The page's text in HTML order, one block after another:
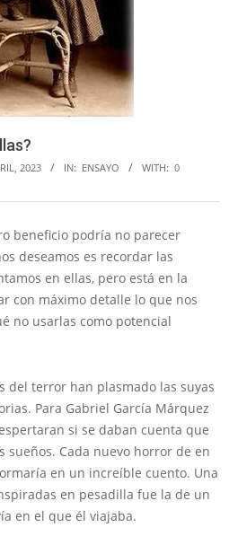
2023 IN: ENSAYO WITH: 0
beneficio podría no parecer
deseamos es recordar las
en ellas, pero está en la
con máximo detalle lo que nos
no usarlas como potencial
del terror han plasmado las suyas
Para Gabriel García Márquez
si se daban cuenta que
sueños. Cada nuevo horror de en
en un increíble cuento. Una
en pesadilla fue la de un
en el que él viajaba.